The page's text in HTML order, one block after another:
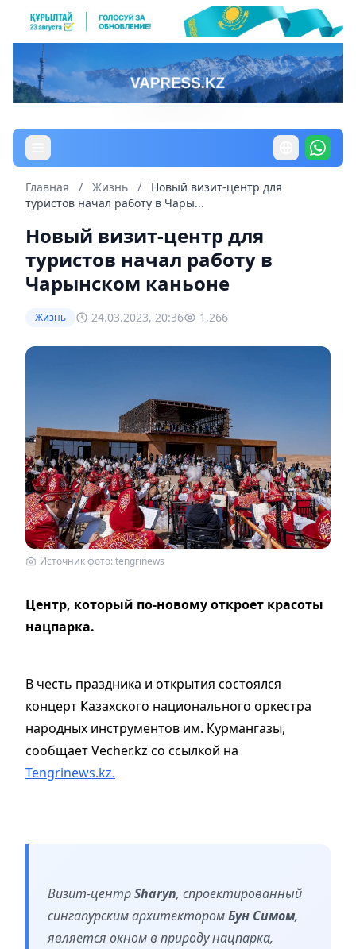
Главная / Жизнь /
Новый визит-центр для
туристов начал работу в Чары...
Новый визит-центр для
туристов начал работу в
Чарынском каньоне
Жизнь 24.03.2023, 20:36 1,266
Источник фото: tengrinews
Центр, который по-новому откроет красоты
нацпарка.
В честь праздника и открытия состоялся
концерт Казахского национального оркестра
народных инструментов им. Курмангазы,
сообщаетVecher.kz со ссылкой на
Tengrinews.kz.
Визит-центрSharyn, спроектированный
сингапурским архитекторомБун Симом,
является окном в природу нацпарка,